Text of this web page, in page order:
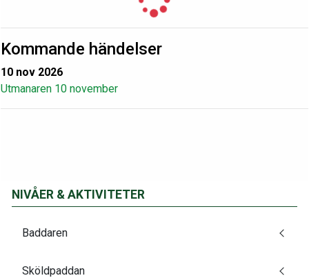
Kommande händelser
10 nov 2026
Utmanaren 10 november
NIVÅER & AKTIVITETER
Baddaren
Sköldpaddan